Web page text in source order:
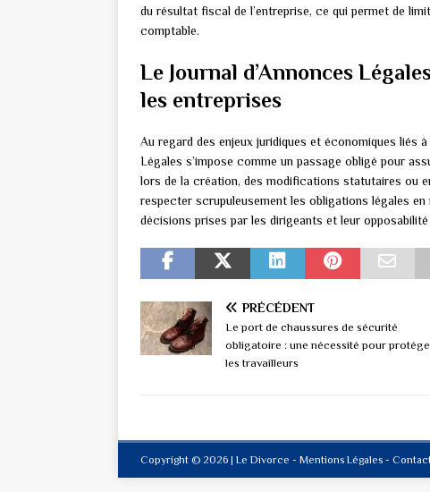
du résultat fiscal de l’entreprise, ce qui permet de
comptable.
Le Journal d’Annonces
les entreprises
Au regard des enjeux juridiques et économiques liés
Légales s’impose comme un passage obligé pour
lors de la création, des modifications statutaires ou
respecter scrupuleusement les obligations légales
décisions prises par les dirigeants et leur
PRÉCÉDENT
Le port de chaussures de sécurité
obligatoire : une nécessité pour
les travailleurs
Copyright © 2026 | Le Divorce - Mentions Légales -